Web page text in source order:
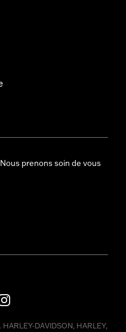
Nous prenons soin de vous
DAVIDSON, HARLEY,